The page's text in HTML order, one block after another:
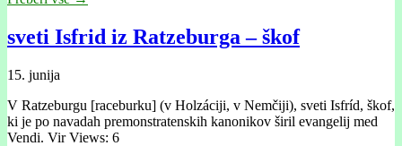
sveti Isfrid iz Ratzeburga – škof
15. junija
V Ratzeburgu [raceburku] (v Holzáciji, v Nemčiji), sveti Isfríd, škof,
ki je po navadah premonstratenskih kanonikov širil evangelij med
Vendi. Vir Views: 6